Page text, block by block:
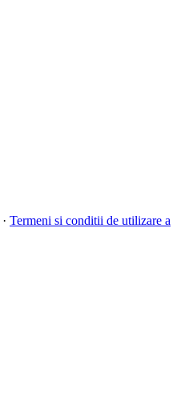
· Termeni si conditii de utilizare a